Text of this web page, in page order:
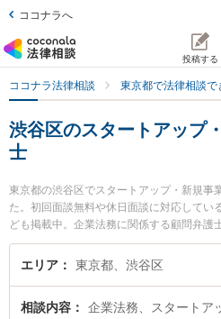
ココナラへ
投稿する
ココナラ法律相談 東京都で法律相談で
渋谷区のスタートアップ
士
東京都の渋谷区でスタートアップ・新規事
た。初回面談無料や休日面談に対応してい
ども掲載中。企業法務に関係する顧問弁護
ック、雇用契約書・就業規則作成等の細か
です。特に渋谷アクア法律事務所の藤井
発生したスタートアップ・新規事業のト
エリア 東京都、渋谷区
相談内容 企業法務、スタートア